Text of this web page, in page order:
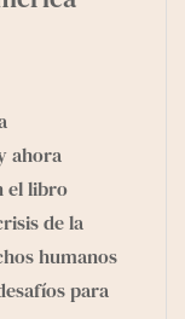
ahora
el libro
de la
humanos
para